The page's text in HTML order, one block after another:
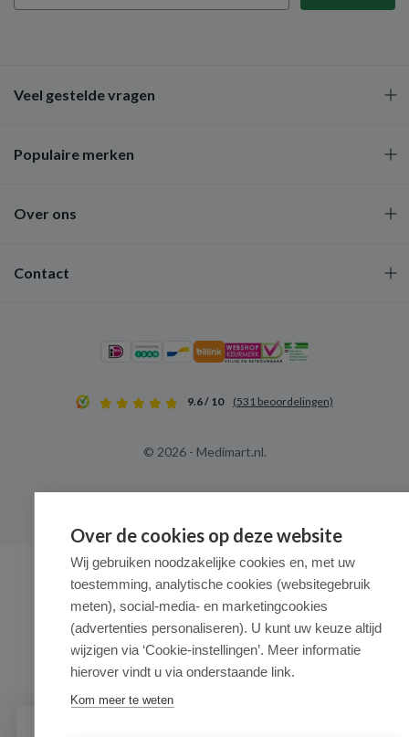
Veel gestelde vragen
Populaire merken
Over ons
Contact
9.6 / 10 (531 beoordelingen)
© 2026 - Medimart.nl.
Over de cookies op deze website
Wij gebruiken noodzakelijke cookies en, met uw
toestemming, analytische cookies (websitegebruik
meten), social-media- en marketingcookies
(advertenties personaliseren). U kunt uw keuze altijd
wijzigen via ‘Cookie-instellingen’. Meer informatie
hierover vindt u via onderstaande link.
Kom meer te weten